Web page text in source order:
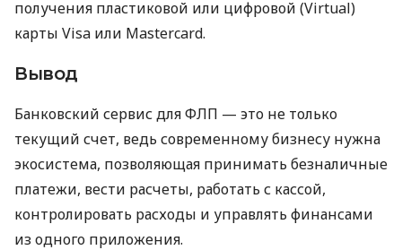
получения пластиковой или цифровой (Virtual)
карты Visa или Mastercard.
Вывод
Банковский сервис для ФЛП — это не только
текущий счет, ведь современному бизнесу нужна
экосистема, позволяющая принимать безналичные
платежи, вести расчеты, работать с кассой,
контролировать расходы и управлять финансами
из одного приложения.